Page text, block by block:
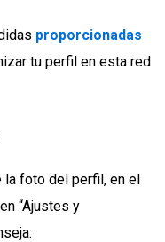
proporcionadas
tu perfil en esta red
la foto del perfil, en el
“Ajustes y